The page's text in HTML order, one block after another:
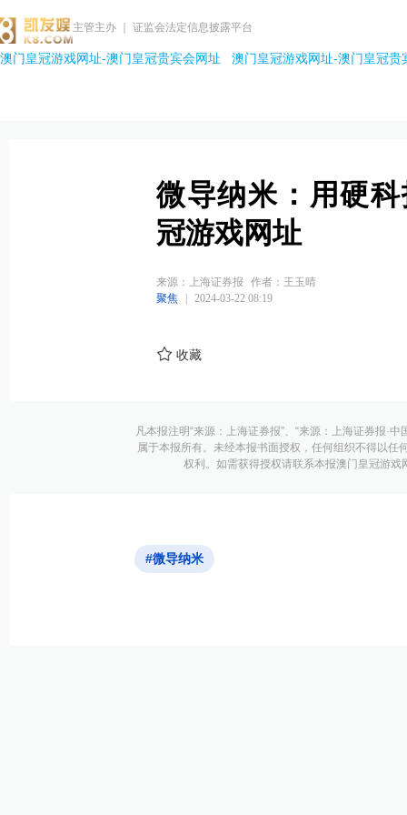
主管主办 ｜ 证监会法定信息披露平台
澳门皇冠游戏网址-澳门皇冠贵宾会网址 澳门皇冠游戏网址-澳门皇冠贵
微导纳米：用硬
冠游戏网址
来源：上海证券报
作者：王玉晴
聚焦
2024-03-22 08:19
收藏
凡本报注明“来源：上海证券报”、“来源：上海证券报·
属于本报所有。未经本报书面授权，任何组织不得以
权利。如需获得授权请联系本报澳门皇冠游
#微导纳米